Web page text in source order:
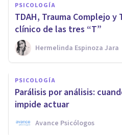
PSICOLOGÍA
TDAH, Trauma Complejo
clínico de las tres “T”
Hermelinda Espinoza Jara
PSICOLOGÍA
Parálisis por análisis:
impide actuar
Avance Psicólogos